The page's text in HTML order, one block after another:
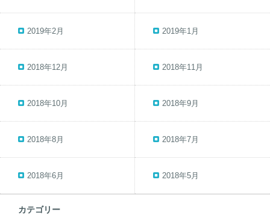
2019年2月 2019年1月
2018年12月 2018年11月
2018年10月 2018年9月
2018年8月 2018年7月
2018年6月 2018年5月
カテゴリー